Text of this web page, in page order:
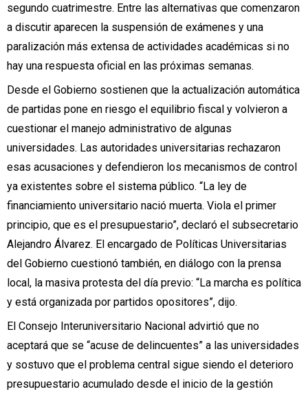
segundo cuatrimestre. Entre las alternativas que comenzaron
a discutir aparecen la suspensión de exámenes y una
paralización más extensa de actividades académicas si no
hay una respuesta oficial en las próximas semanas.
Desde el Gobierno sostienen que la actualización automática
de partidas pone en riesgo el equilibrio fiscal y volvieron a
cuestionar el manejo administrativo de algunas
universidades. Las autoridades universitarias rechazaron
esas acusaciones y defendieron los mecanismos de control
ya existentes sobre el sistema público. “La ley de
financiamiento universitario nació muerta. Viola el primer
principio, que es el presupuestario”, declaró el subsecretario
Alejandro Álvarez. El encargado de Políticas Universitarias
del Gobierno cuestionó también, en diálogo con la prensa
local, la masiva protesta del día previo: “La marcha es política
y está organizada por partidos opositores”, dijo.
El Consejo Interuniversitario Nacional advirtió que no
aceptará que se “acuse de delincuentes” a las universidades
y sostuvo que el problema central sigue siendo el deterioro
presupuestario acumulado desde el inicio de la gestión